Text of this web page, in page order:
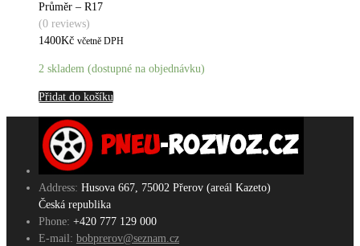
Průměr – R17
(0 reviews)
1400Kč včetně DPH
2 skladem (dostupné na objednávku)
Přidat do košíku
Address: Husova 667, 75002 Přerov (areál Kazeto)
Česká republika
Phone: +420 777 129 000
E-mail: bobprerov@seznam.cz